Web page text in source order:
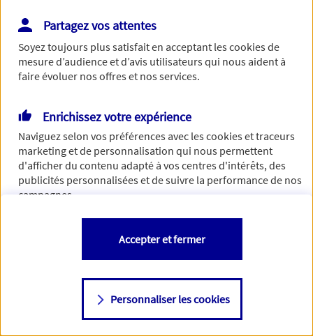
Vous disposez de droits sur les informations vous concernant. Pour
plus d’informations,cliquez ici.
Partagez vos attentes
Soyez toujours plus satisfait en acceptant lescookiesde
mesure d’audience et d’avis utilisateurs qui nous aident à
faire évoluer nos offres et nos services.
Enrichissez votre expérience
Naviguez selon vos préférences avec lescookies et traceurs
marketing et de personnalisation qui nous permettent
d'afficher du contenu adapté à vos centres d'intérêts, des
publicités personnalisées et de suivre la performance de nos
campagnes.
Vous êtes libre de les accepter, de les refuser comme de
changer d'avis à tout moment en allant sur
Consulter notre politique decookies
Personnaliser les cookies
Accepter et fermer